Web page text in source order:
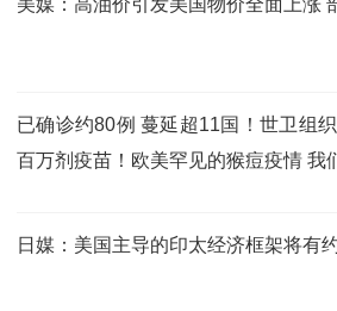
已确诊约80例 蔓延超11国！世卫组
百万剂疫苗！欧美罕见的猴痘疫情 我
日媒：美国主导的印太经济框架将有